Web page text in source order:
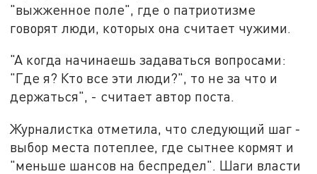
"выжженное поле", где о патриотизме
говорят люди, которых она считает чужими.
"А когда начинаешь задаваться вопросами:
"Где я? Кто все эти люди?", то не за что и
держаться", - считает автор поста.
Журналистка отметила, что следующий шаг -
выбор места потеплее, где сытнее кормят и
"меньше шансов на беспредел". Шаги власти